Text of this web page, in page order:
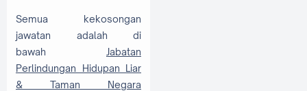
Semua kekosongan
jawatan adalah di
bawah
Jabatan
Perlindungan Hidupan Liar
& Taman Negara